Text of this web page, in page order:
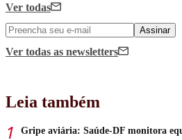
Ver todas
Assinar
Ver todas as newsletters
Leia também
Gripe aviária: Saúde-DF monitora